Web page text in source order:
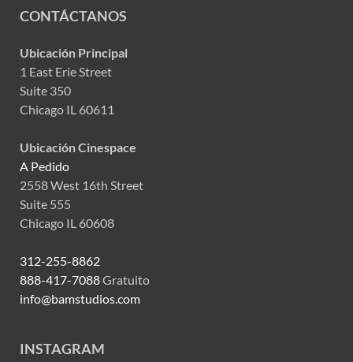
CONTÁCTANOS
Ubicación Principal
1 East Erie Street
Suite 350
Chicago IL 60611
Ubicación Cinespace
A Pedido
2558 West 16th Street
Suite 555
Chicago IL 60608
312-255-8862
888-417-7088Gratuito
info@bamstudios.com
INSTAGRAM